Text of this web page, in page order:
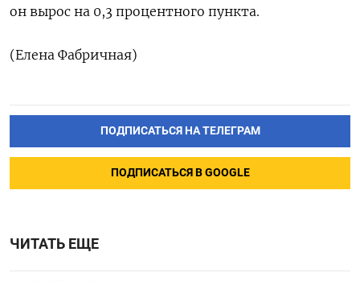
он вырос на 0,3 процентного пункта.
(Елена Фабричная)
ПОДПИСАТЬСЯ НА ТЕЛЕГРАМ
ПОДПИСАТЬСЯ В GOOGLE
ЧИТАТЬ ЕЩЕ